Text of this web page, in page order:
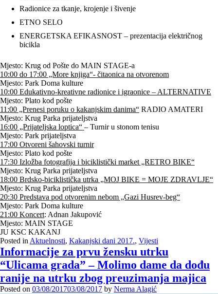
Radionice za tkanje, krojenje i šivenje
ETNO SELO
ENERGETSKA EFIKASNOST – prezentacija električnog
bicikla
Mjesto: Krug od Pošte do MAIN STAGE-a
10:00 do 17:00 „More knjiga“- čitaonica na otvorenom
Mjesto: Park Doma kulture
10:00 Edukativno-kreativne radionice i igraonice – ALTERNATIVE
Mjesto: Plato kod pošte
11:00 „Prenesi poruku o kakanjskim danima“ RADIO AMATERI
Mjesto: Krug Parka prijateljstva
16:00 „Prijateljska loptica“ – Turnir u stonom tenisu
Mjesto: Park prijateljstva
17:00 Otvoreni šahovski turnir
Mjesto: Plato kod pošte
17:30 Izložba fotografija i biciklistički market „RETRO BIKE“
Mjesto: Krug Parka prijateljstva
18:00 Brdsko-biciklistička utrka „MOJ BIKE = MOJE ZDRAVLJE“
Mjesto: Krug Parka prijateljstva
20:30 Predstava pod otvorenim nebom „Gazi Husrev-beg“
Mjesto: Park Doma kulture
21:00 Koncert: Adnan Jakupović
Mjesto: MAIN STAGE
JU KSC KAKANJ
Posted in Aktuelnosti, Kakanjski dani 2017., Vijesti
Informacije za prvu žensku utrku
“Ulicama grada” – Molimo dame da dođu
ranije na utrku zbog preuzimanja majica
Posted on 03/08/201703/08/2017 by Nerma Alagić